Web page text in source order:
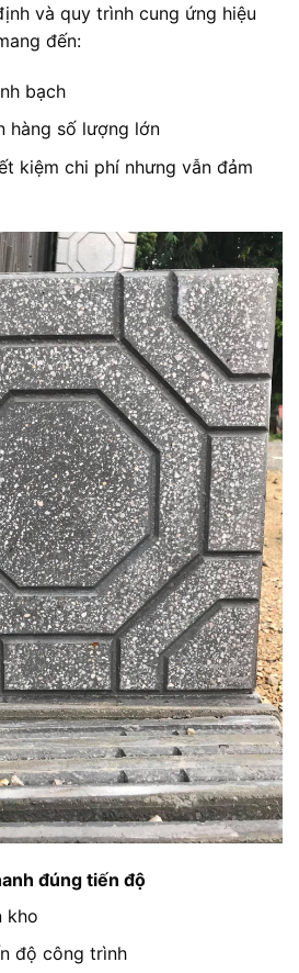
và quy trình cung ứng hiệu
đến:
bạch
hàng số lượng lớn
kiệm chi phí nhưng vẫn đảm
đúng tiến độ
kho
độ công trình